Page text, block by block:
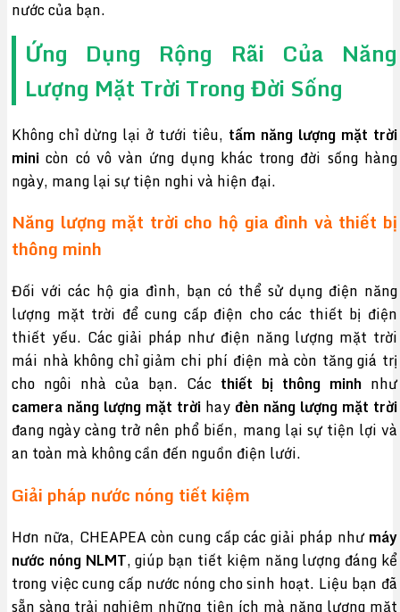
nước của bạn.
Ứng Dụng Rộng Rãi Của Năng
Lượng Mặt Trời Trong Đời Sống
Không chỉ dừng lại ở tưới tiêu, tấm năng lượng mặt trời
mini còn có vô vàn ứng dụng khác trong đời sống hàng
ngày, mang lại sự tiện nghi và hiện đại.
Năng lượng mặt trời cho hộ gia đình và thiết bị
thông minh
Đối với các hộ gia đình, bạn có thể sử dụng điện năng
lượng mặt trời để cung cấp điện cho các thiết bị điện
thiết yếu. Các giải pháp như điện năng lượng mặt trời
mái nhà không chỉ giảm chi phí điện mà còn tăng giá trị
cho ngôi nhà của bạn. Các thiết bị thông minh như
camera năng lượng mặt trời hay đèn năng lượng mặt trời
đang ngày càng trở nên phổ biến, mang lại sự tiện lợi và
an toàn mà không cần đến nguồn điện lưới.
Giải pháp nước nóng tiết kiệm
Hơn nữa, CHEAPEA còn cung cấp các giải pháp nhưmáy
nước nóng NLMT, giúp bạn tiết kiệm năng lượng đáng kể
trong việc cung cấp nước nóng cho sinh hoạt. Liệu bạn đã
sẵn sàng trải nghiệm những tiện ích mà năng lượng mặt